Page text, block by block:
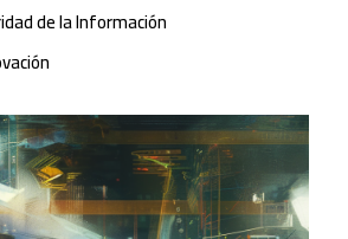
de la Información